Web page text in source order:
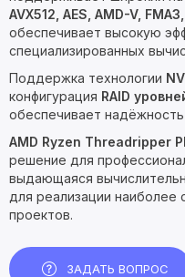
AVX512, AES, AMD-V,
обеспечивает высокую
специализированных
Поддержка технологии
конфигурация RAID
обеспечивает
AMD Ryzen Threadripper
решение для
выдающаяся
для реализации
проектов.
ЗАДАТЬ ВОПРОС